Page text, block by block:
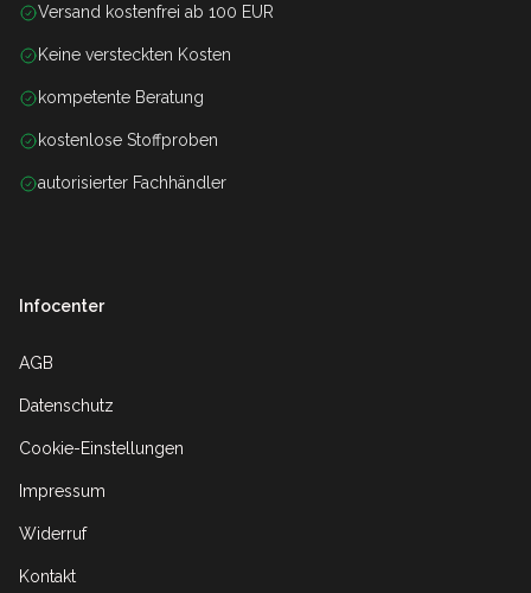
Versand kostenfrei ab 100 EUR
Keine versteckten Kosten
kompetente Beratung
kostenlose Stoffproben
autorisierter Fachhändler
Infocenter
AGB
Datenschutz
Cookie-Einstellungen
Impressum
Widerruf
Kontakt